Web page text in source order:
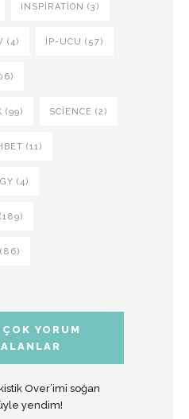
INSPIRATION (3)
(4) İP-UCU (57)
(99) SCIENCE (2)
(11)
(4)
ÇOK YORUM
ALANLAR
Over’imi soğan
yendim!